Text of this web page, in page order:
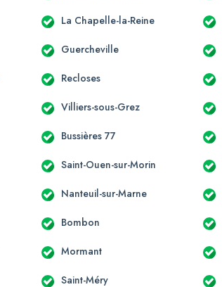
La Chapelle-la-Reine
Guercheville
Recloses
Villiers-sous-Grez
Bussières 77
Saint-Ouen-sur-Morin
Nanteuil-sur-Marne
Bombon
Mormant
Saint-Méry